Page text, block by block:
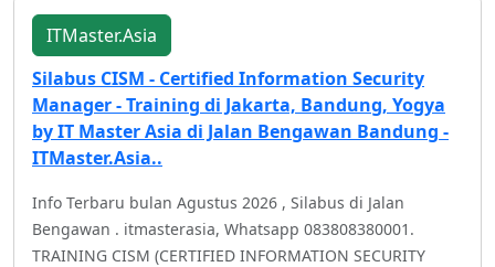
ITMaster.Asia
Silabus CISM - Certified Information Security
Manager - Training di Jakarta, Bandung, Yogya
by IT Master Asia di Jalan Bengawan Bandung -
ITMaster.Asia..
Info Terbaru bulan Agustus 2026 , Silabus di Jalan
Bengawan . itmasterasia, Whatsapp 083808380001.
TRAINING CISM (CERTIFIED INFORMATION SECURITY